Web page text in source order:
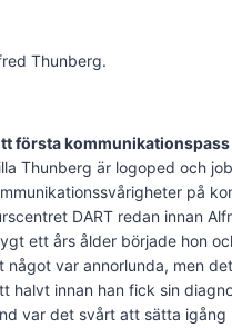
första kommunikationspass
Thunberg är logoped och
på
DART redan innan
ett års ålder började hon
något var annorlunda, men
halvt innan han fick sin
var det svårt att sätta igång